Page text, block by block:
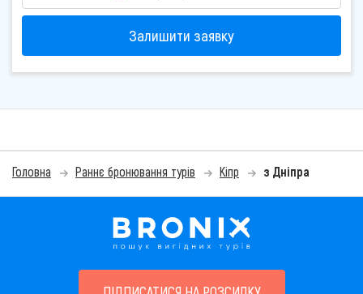
Залишити заявку
Головна Раннє бронювання турів Кіпр з Дніпра